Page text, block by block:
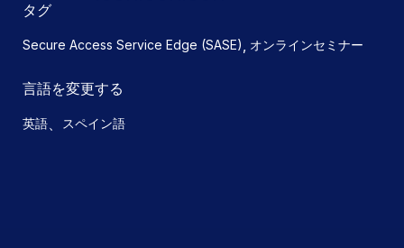
タグ
Secure Access Service Edge (SASE), オンラインセミナー
言語を変更する
英語、 スペイン語